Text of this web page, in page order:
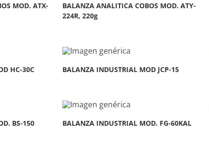
MOD. ATX-
BALANZA ANALITICA COBOS MOD. ATY-
224R, 220g
HC-30C BALANZA INDUSTRIAL MOD JCP-15
BS-150 BALANZA INDUSTRIAL MOD. FG-60KAL